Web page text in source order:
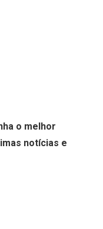
o melhor
notícias e